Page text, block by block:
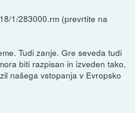
1/283000.rm (prevrtite na
Tudi zanje. Gre seveda tudi
biti razpisan in izveden tako,
našega vstopanja v Evropsko